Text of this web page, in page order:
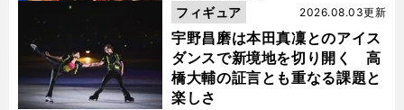
宇野昌磨は本田真凜とのアイス
ダンスで新境地を切り開く 高
橋大輔の証言とも重なる課題と
楽しさ
2026.08.03更新
フィギュア